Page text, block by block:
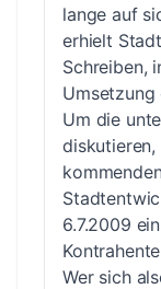
lange auf
erhielt
Schreiben,
Umsetzung
Um die
6.7.2009
Wer sich